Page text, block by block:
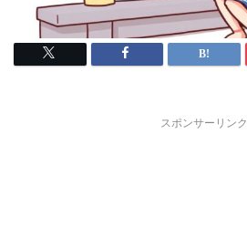
スポンサーリンク